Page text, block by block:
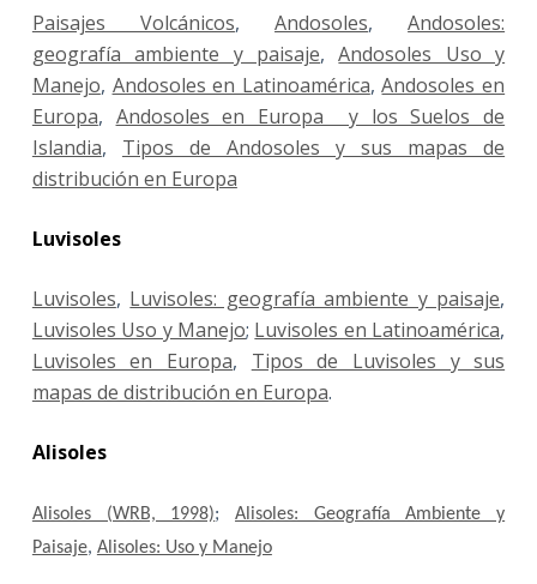
Paisajes Volcánicos,Andosoles,Andosoles:
geografía ambiente y paisaje,Andosoles Uso y
Manejo, Andosoles en Latinoamérica,Andosoles en
Europa, Andosoles en Europa y los Suelos de
Islandia, Tipos de Andosoles y sus mapas de
distribución en Europa
Luvisoles
Luvisoles, Luvisoles: geografía ambiente y paisaje,
Luvisoles Uso y Manejo; Luvisoles en Latinoamérica,
Luvisoles en Europa, Tipos de Luvisoles y sus
mapas de distribución en Europa.
Alisoles
Alisoles (WRB, 1998);Alisoles: Geografía Ambiente y
Paisaje, Alisoles: Uso y Manejo